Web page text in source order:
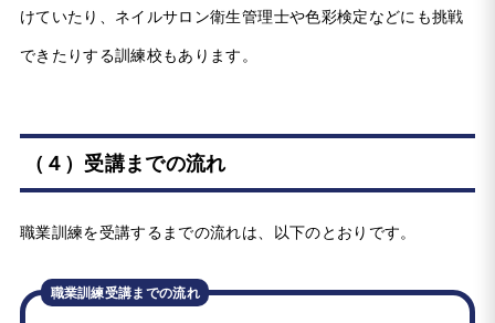
けていたり、ネイルサロン衛生管理士や色彩検定などにも挑戦
できたりする訓練校もあります。
（４）受講までの流れ
職業訓練を受講するまでの流れは、以下のとおりです。
職業訓練受講までの流れ